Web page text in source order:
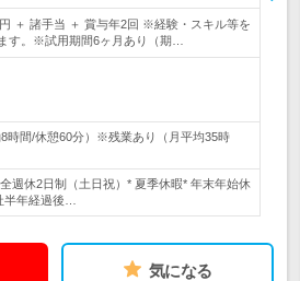
＋ 諸手当 ＋ 賞与年2回 ※経験・スキル等を
す。※試用期間6ヶ月あり（期…
時間/休憩60分）※残業あり（月平均35時
週休2日制（土日祝）* 夏季休暇* 年末年始休
半年経過後…
気になる